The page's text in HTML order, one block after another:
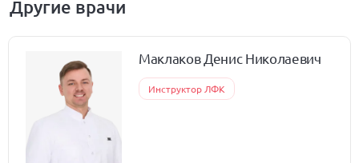
Другие врачи
Маклаков Денис Николаевич
Инструктор ЛФК